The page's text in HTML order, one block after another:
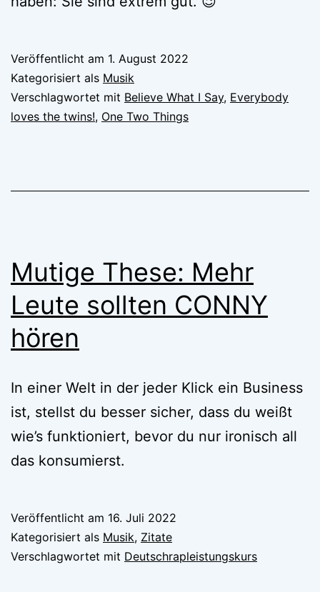
Veröffentlicht am 1. August 2022
Kategorisiert als Musik
Verschlagwortet mit Believe What I Say, Everybody
loves the twins!, One Two Things
Mutige These: Mehr
Leute sollten CONNY
hören
In einer Welt in der jeder Klick ein Business
ist, stellst du besser sicher, dass du weißt
wie’s funktioniert, bevor du nur ironisch all
das konsumierst.
Veröffentlicht am 16. Juli 2022
Kategorisiert als Musik, Zitate
Verschlagwortet mit Deutschrapleistungskurs